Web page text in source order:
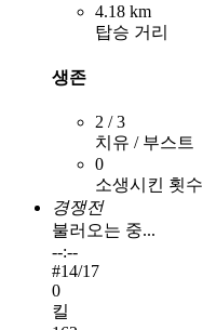
4.18 km
탑승 거리
생존
2 / 3
치유 / 부스트
0
소생시킨 횟수
경쟁전
불러오는 중...
--:--
#14/17
0
킬